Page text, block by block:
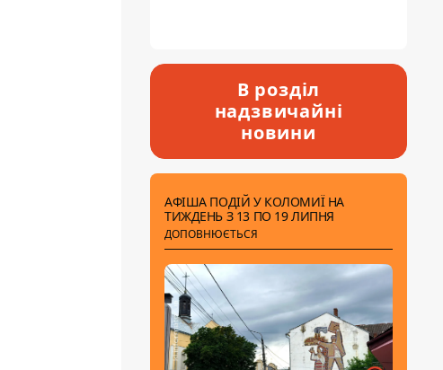
В розділ
надзвичайні
новини
АФІША ПОДІЙ У КОЛОМИЇ НА
ТИЖДЕНЬ З 13 ПО 19 ЛИПНЯ
ДОПОВНЮЄТЬСЯ